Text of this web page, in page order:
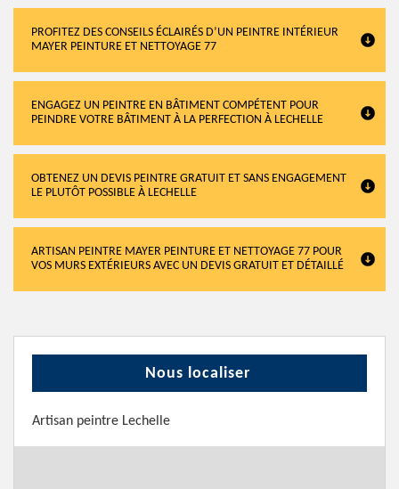
PROFITEZ DES CONSEILS ÉCLAIRÉS D’UN PEINTRE INTÉRIEUR
MAYER PEINTURE ET NETTOYAGE 77
ENGAGEZ UN PEINTRE EN BÂTIMENT COMPÉTENT POUR
PEINDRE VOTRE BÂTIMENT À LA PERFECTION À LECHELLE
OBTENEZ UN DEVIS PEINTRE GRATUIT ET SANS ENGAGEMENT
LE PLUTÔT POSSIBLE À LECHELLE
ARTISAN PEINTRE MAYER PEINTURE ET NETTOYAGE 77 POUR
VOS MURS EXTÉRIEURS AVEC UN DEVIS GRATUIT ET DÉTAILLÉ
Nous localiser
Artisan peintre Lechelle